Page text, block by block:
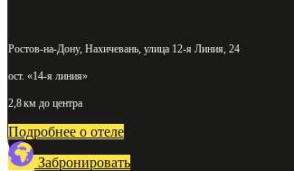
Ростов-на-Дону, Нахичевань, улица 12-я Линия, 24
ост. «14-я линия»
2,8 км до центра
Подробнее о отеле
Забронировать